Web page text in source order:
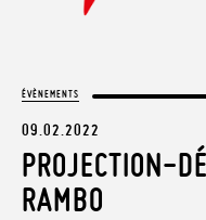
ÉVÈNEMENTS
09.02.2022
PROJECTION-
RAMBO